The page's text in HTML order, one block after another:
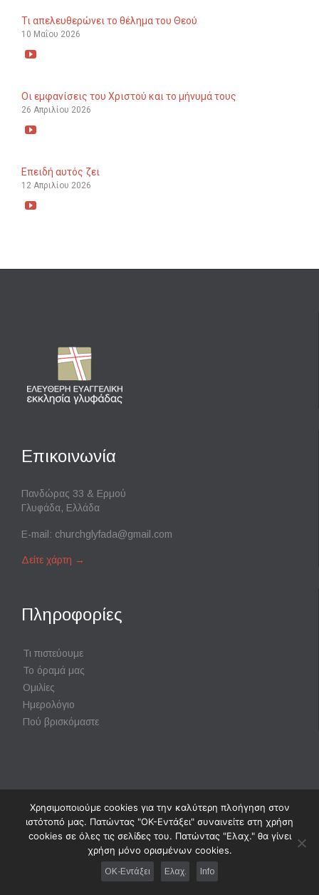
Τι απελευθερώνει το θέλημα του Θεού
10 Μαΐου 2026

Οι εμφανίσεις του Χριστού και το μήνυμά τους
26 Απριλίου 2026

Επειδή αυτός ζει
12 Απριλίου 2026

Επικοινωνία
Πανδώρας 33 & Ερμού
Γλυφάδα, Ελλάδα
E-mail: churchglyfada@gmail.com
Δείτε χάρτη →
Πληροφορίες
Τι πιστεύουμε
Το όραμά μας
Ομιλίες
Ημερολόγιο
Πού βρισκόμαστε
Powered byDigisol Ltd.|Χρήση Cookies
↑
Follow us:  
Χρησιμοποιούμε cookies για την καλύτερη πλοήγηση στον
ιστότοπό μας. Πατώντας "ΟΚ-Εντάξει" συναινείτε στη χρήση
cookies σε όλες τις σελίδες του. Πατώντας "Ελαχ." θα γίνει
χρήση μόνο ορισμένων cookies.
OK-Εντάξει Ελαχ. Info